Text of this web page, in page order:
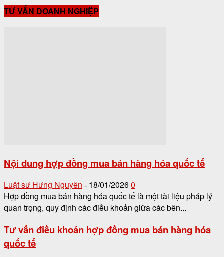
TƯ VẤN DOANH NGHIỆP
Nội dung hợp đồng mua bán hàng hóa quốc tế
Luật sư Hưng Nguyên - 18/01/20260
Hợp đồng mua bán hàng hóa quốc tế là một tài liệu pháp lý
quan trọng, quy định các điều khoản giữa các bên...
Tư vấn điều khoản hợp đồng mua bán hàng hóa
quốc tế